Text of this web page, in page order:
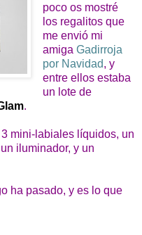
poco os mostré
los regalitos que
me envió mi
amiga Gadirroja
por Navidad, y
entre ellos estaba
un lote de
.
mini-labiales líquidos, un
iluminador, y un
ha pasado, y es lo que